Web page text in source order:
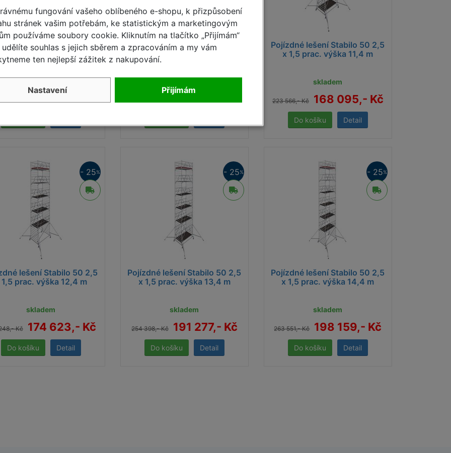
lešení Stabilo 50 2,5
1,5 prac. výška 9,4 m
Kč 134 374,- Kč
Pojízdné lešení Stabilo 50 2,5
x 1,5 prac. výška 10,4 m
187 451,- Kč 140 941,- Kč
Pojízdné lešení Stabilo 50 2,5
x 1,5 prac. výška 11,4 m
skladem
223 566,- Kč 168 095,- Kč
Detail
lešení Stabilo 50 2,5
1,5 prac. výška 12,4 m
skladem
Kč 174 623,- Kč
Detail
- 25%
Pojízdné lešení Stabilo 50 2,5
x 1,5 prac. výška 13,4 m
skladem
254 398,- Kč 191 277,- Kč
Detail
- 25%
Pojízdné lešení Stabilo 50 2,5
x 1,5 prac. výška 14,4 m
skladem
263 551,- Kč 198 159,- Kč
Detail
- 25%
fungování vašeho oblíbeného e-shopu, k přizpůsobení
stránek vašim potřebám, ke statistickým a marketingovým
používáme soubory cookie. Kliknutím na tlačítko „Přijímám“
udělíte souhlas s jejich sběrem a zpracováním a my vám
ten nejlepší zážitek z nakupování.
Nastavení Přijímám